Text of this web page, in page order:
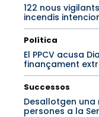
122 nous
incendis
Política
El PPCV acusa
finançament
Successos
Desallotgen una
persones a la